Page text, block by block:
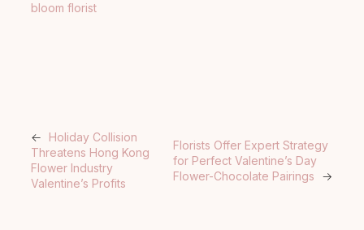
bloom florist
←
Holiday Collision
Threatens Hong Kong
Flower Industry
Valentine’s Profits
Florists Offer Expert Strategy
for Perfect Valentine’s Day
Flower-Chocolate Pairings
→